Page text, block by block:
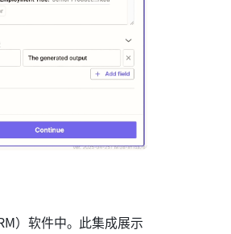
）软件中。此集成展示